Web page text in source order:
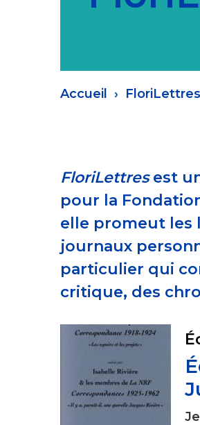
Fil
Accueil FloriLettres
FloriLettresest
pour la
elle promeut les
journaux
particulier qui
critique, des